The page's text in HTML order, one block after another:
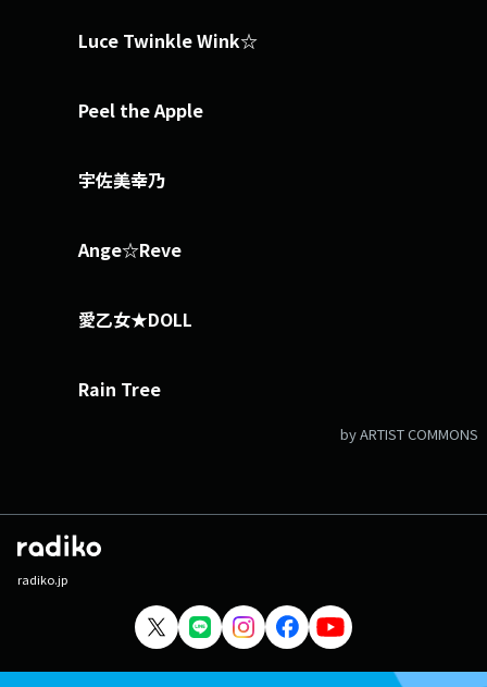
Luce Twinkle Wink☆
Peel the Apple
宇佐美幸乃
Ange☆Reve
愛乙女★DOLL
Rain Tree
by ARTIST COMMONS
radiko.jp